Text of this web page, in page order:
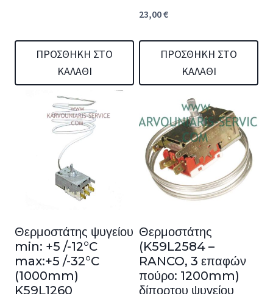
ΠΡΟΣΘΉΚΗ ΣΤΟ
ΚΑΛΆΘΙ
23,00€
ΠΡΟΣΘΉΚΗ ΣΤΟ
ΚΑΛΆΘΙ
Θερμοστάτης ψυγείου
min: +5 /-12°C
max:+5 /-32°C
(1000mm)
K59L1260
Θερμοστάτης
(K59L2584 –
RANCO, 3 επαφών
πούρο: 1200mm)
δίπορτου ψυγείου